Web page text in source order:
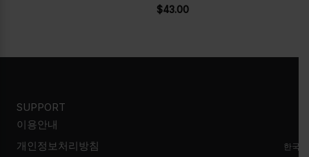
$43.00
SUPPORT
이용안내
개인정보처리방침
한국